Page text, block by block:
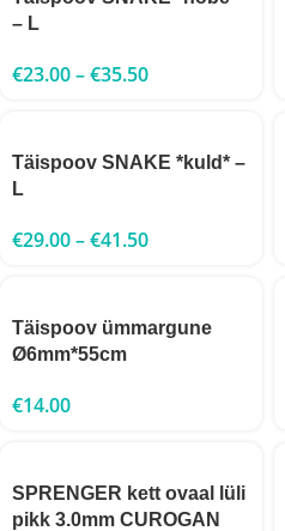
– L
€23.00–€35.50
Täispoov SNAKE *kuld* –
L
€29.00–€41.50
Täispoov ümmargune
Ø6mm*55cm
€14.00
SPRENGER kett ovaal lüli
pikk 3.0mm CUROGAN